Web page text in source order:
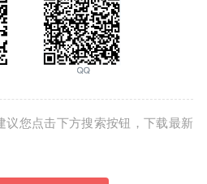
议您点击下方搜索按钮，下载最新
全自动私人时间跟踪器
中文版-MacOS全面的杀毒软件
的图片批量编辑工具
for Mac中文版-微软表格处理